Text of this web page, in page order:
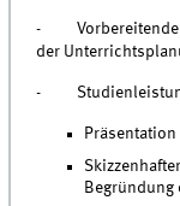
- Vorbereitende
der
-
Begründung